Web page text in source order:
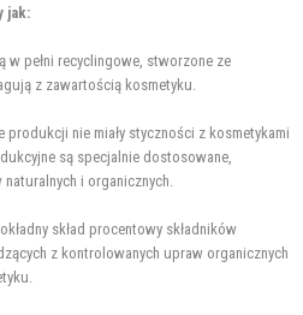
jak:
w pełni recyclingowe, stworzone ze
z zawartością kosmetyku.
produkcji nie miały styczności z kosmetykami
są specjalnie dostosowane,
i organicznych.
skład procentowy składników
z kontrolowanych upraw organicznych